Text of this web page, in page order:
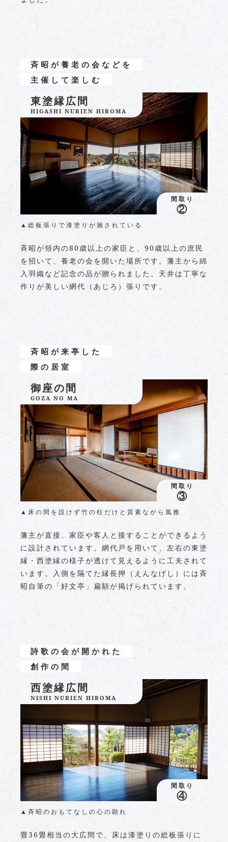
斉昭が養老の会などを
主催して楽しむ
東塗縁広間
HIGASHI NURIEN HIROMA
間取り
②
▲総板張りで漆塗りが施されている
斉昭が領内の80歳以上の家臣と、90歳以上の庶民
を招いて、養老の会を開いた場所です。藩主から綿
入羽織など記念の品が贈られました。天井は丁寧な
作りが美しい網代（あじろ）張りです。
斉昭が来亭した
際の居室
御座の間
GOZA NO MA
間取り
③
▲床の間を設けず竹の柱だけと質素ながら風雅
藩主が直接、家臣や客人と接することができるよう
に設計されています。網代戸を用いて、左右の東塗
縁・西塗縁の様子が透けて見えるように工夫されて
います。入側を隔てた縁長押（えんなげし）には斉
昭自筆の「好文亭」扁額が掲げられています。
詩歌の会が開かれた
創作の間
西塗縁広間
NISHI NURIEN HIROMA
間取り
④
▲斉昭のおもてなしの心の顕れ
畳36畳相当の大広間で、床は漆塗りの総板張りに